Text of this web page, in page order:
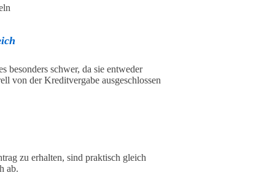
besonders schwer, da sie entweder
von der Kreditvergabe ausgeschlossen
zu erhalten, sind praktisch gleich
ab.